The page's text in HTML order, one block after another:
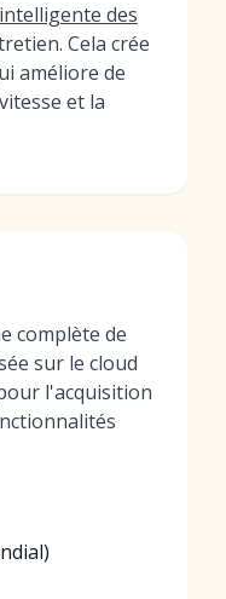
des
Cela crée
améliore de
et la
complète de
sur le cloud
l'acquisition